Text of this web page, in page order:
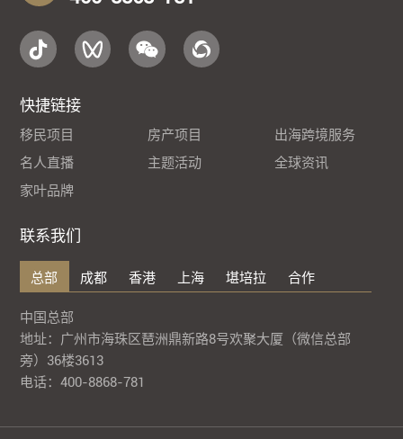
快捷链接
移民项目 房产项目
出海跨境服务
名人直播
主题活动
全球资讯
家叶品牌
联系我们
总部 成都 香港 上海 堪培拉 合作
中国总部
地址：广州市海珠区琶洲鼎新路8号欢聚大厦（微信总部
旁）36楼3613
电话：400-8868-781